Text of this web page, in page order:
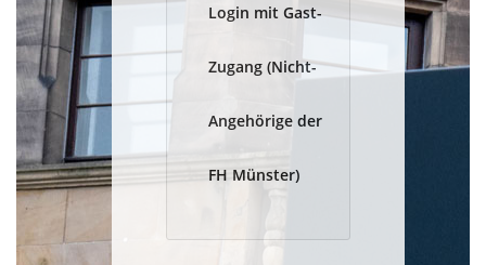
Login mit Gast-
Zugang (Nicht-
Angehörige der
FH Münster)